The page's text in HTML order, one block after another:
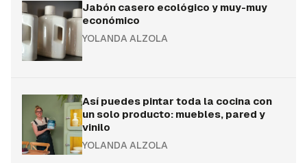
Jabón casero ecológico y muy-muy
económico
YOLANDA ALZOLA
Así puedes pintar toda la cocina con
un solo producto: muebles, pared y
vinilo
YOLANDA ALZOLA